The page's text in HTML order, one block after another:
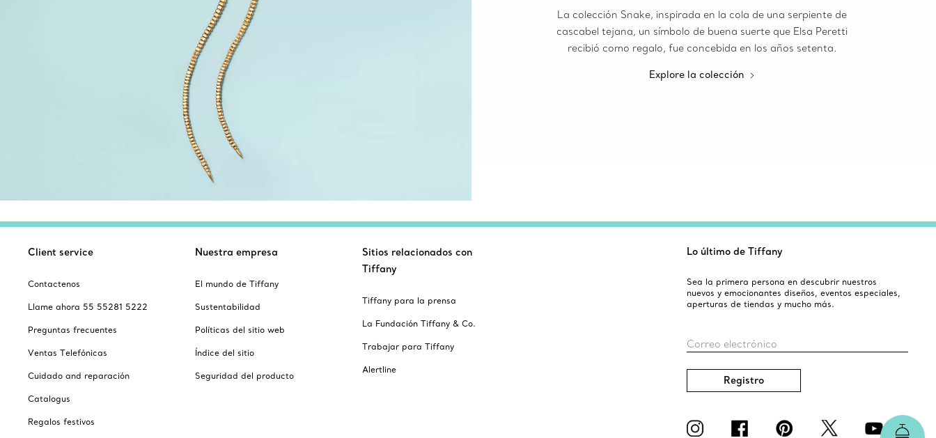
La colección Snake, inspirada en la cola de una serpiente de
cascabel tejana, un símbolo de buena suerte que Elsa Peretti
recibió como regalo, fue concebida en los años setenta.
Explore la colección
Client service
Contactenos
Llame ahora 55 55281 5222
Preguntas frecuentes
Ventas Telefónicas
Cuidado and reparación
Catalogus
Regalos festivos
Nuestra empresa
El mundo de Tiffany
Sustentabilidad
Políticas del sitio web
Índice del sitio
Seguridad del producto
Sitios relacionados con
Tiffany
Tiffany para la prensa
La Fundación Tiffany & Co.
Trabajar para Tiffany
Alertline
Lo último de Tiffany
Sea la primera persona en descubrir nuestros
nuevos y emocionantes diseños, eventos especiales,
aperturas de tiendas y mucho más.
Correo electrónico
Registro